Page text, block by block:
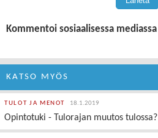
Kommentoi sosiaalisessa mediassa
KATSO MYÖS
TULOT JA MENOT 18.1.2019
Opintotuki - Tulorajan muutos tulossa?